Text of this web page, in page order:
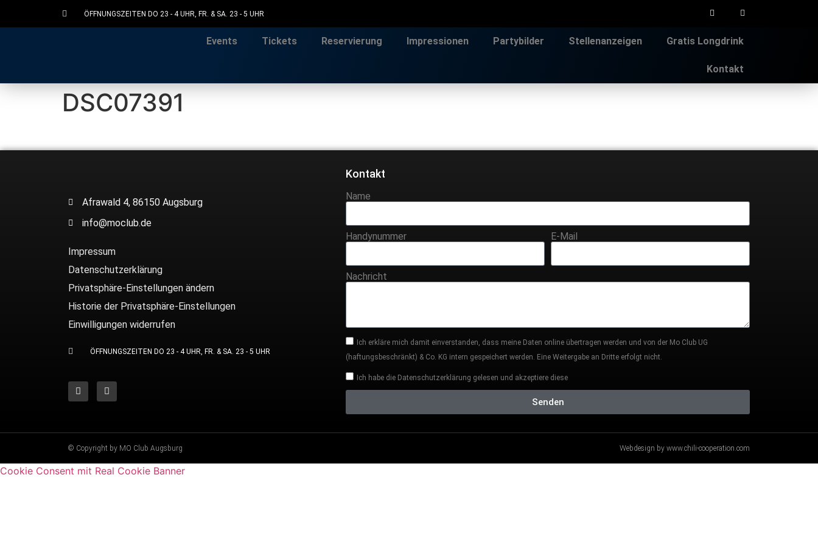
ÖFFNUNGSZEITEN DO 23 - 4 UHR, FR. & SA. 23 - 5 UHR
Events Tickets Reservierung Impressionen Partybilder Stellenanzeigen Gratis Longdrink
Kontakt
DSC07391
Afrawald 4, 86150 Augsburg
info@moclub.de
Impressum
Datenschutzerklärung
Privatsphäre-Einstellungen ändern
Historie der Privatsphäre-Einstellungen
Einwilligungen widerrufen
ÖFFNUNGSZEITEN DO 23 - 4 UHR, FR. & SA. 23 - 5 UHR
Kontakt
Name
Handynummer E-Mail
Nachricht
Ich erkläre mich damit einverstanden, dass meine Daten online übertragen werden und von der Mo Club UG
(haftungsbeschränkt) & Co. KG intern gespeichert werden. Eine Weitergabe an Dritte erfolgt nicht.
Ich habe die Datenschutzerklärung gelesen und akzeptiere diese
Senden
© Copyright by MO Club Augsburg Webdesign by www.chili-cooperation.com
Cookie Consent mit Real Cookie Banner